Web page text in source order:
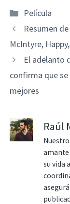
Categorías
Película
Resumen
McIntyre,
El adelanto
confirma que
mejores
Raúl
amante
su vida